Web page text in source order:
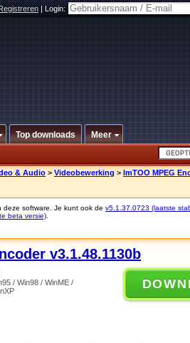
|Login:
Top downloads Meer
& Audio > Videobewerking > ImTOO MPEG
deze software. Je kunt ook de v5.1.37.0723 (laatste
beta versie)
v3.1.48.1130b
/ Win98 / WinME /